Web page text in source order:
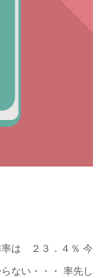
は ２３．４％ 今
ない・・・ 率先し